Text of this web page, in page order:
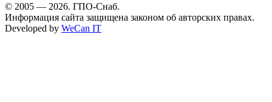
© 2005 — 2026. ГПО-Снаб.
Информация сайта защищена законом об авторских правах.
Developed by WeCan IT